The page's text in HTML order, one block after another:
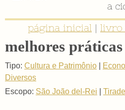
a
página inicial | livro
melhores práticas
Tipo: Cultura e Patrimônio
Diversos
Escopo: São João del-Rei